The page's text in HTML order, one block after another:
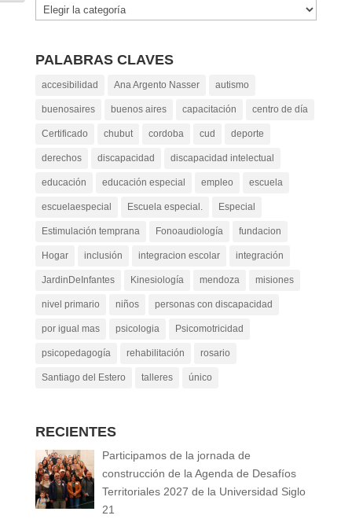
Categorías
PALABRAS CLAVES
accesibilidad Ana Argento Nasser autismo
buenosaires buenos aires capacitación centro de día
Certificado chubut cordoba cud deporte
derechos discapacidad discapacidad intelectual
educación educación especial empleo escuela
escuelaespecial Escuela especial. Especial
Estimulación temprana Fonoaudiología fundacion
Hogar inclusión integracion escolar integración
JardinDeInfantes Kinesiología mendoza misiones
nivel primario niños personas con discapacidad
por igual mas psicologia Psicomotricidad
psicopedagogía rehabilitación rosario
Santiago del Estero talleres único
RECIENTES
Participamos de la jornada de
construcción de la Agenda de Desafíos
Territoriales 2027 de la Universidad Siglo
21